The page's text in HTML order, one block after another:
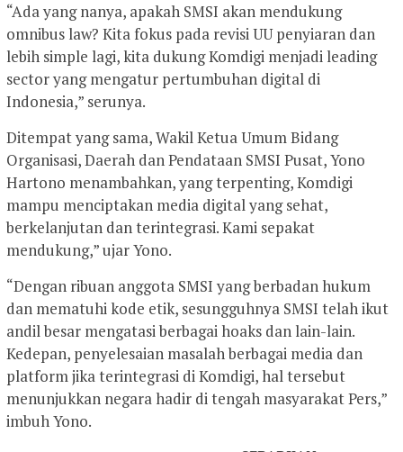
“Ada yang nanya, apakah SMSI akan mendukung
omnibus law? Kita fokus pada revisi UU penyiaran dan
lebih simple lagi, kita dukung Komdigi menjadi leading
sector yang mengatur pertumbuhan digital di
Indonesia,” serunya.
Ditempat yang sama, Wakil Ketua Umum Bidang
Organisasi, Daerah dan Pendataan SMSI Pusat, Yono
Hartono menambahkan, yang terpenting, Komdigi
mampu menciptakan media digital yang sehat,
berkelanjutan dan terintegrasi. Kami sepakat
mendukung,” ujar Yono.
“Dengan ribuan anggota SMSI yang berbadan hukum
dan mematuhi kode etik, sesungguhnya SMSI telah ikut
andil besar mengatasi berbagai hoaks dan lain-lain.
Kedepan, penyelesaian masalah berbagai media dan
platform jika terintegrasi di Komdigi, hal tersebut
menunjukkan negara hadir di tengah masyarakat Pers,”
imbuh Yono.